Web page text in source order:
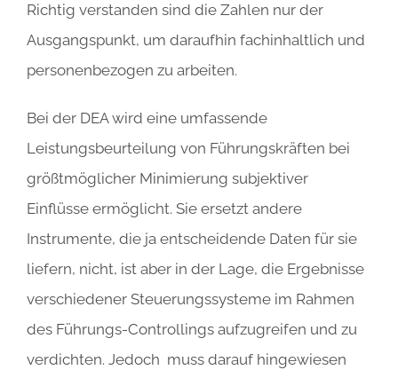
Richtig verstanden sind die Zahlen nur der
Ausgangspunkt, um daraufhin fachinhaltlich und
personenbezogen zu arbeiten.
Bei der DEA wird eine umfassende
Leistungsbeurteilung von Führungskräften bei
größtmöglicher Minimierung subjektiver
Einflüsse ermöglicht. Sie ersetzt andere
Instrumente, die ja entscheidende Daten für sie
liefern, nicht, ist aber in der Lage, die Ergebnisse
verschiedener Steuerungssysteme im Rahmen
des Führungs-Controllings aufzugreifen und zu
verdichten. Jedoch muss darauf hingewiesen